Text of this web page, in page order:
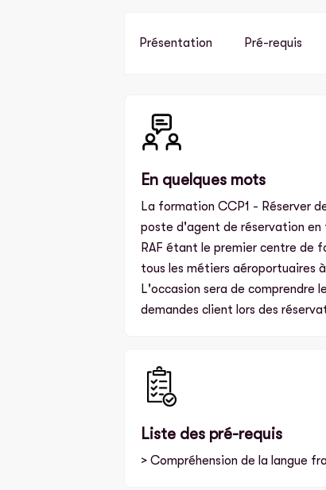
Présentation Pré-requis
En quelques mots
La formation CCP1 - Réserver
poste d'agent de réservation
RAF étant le premier centre de
tous les métiers aéroportuaires
L'occasion sera de comprendre
demandes client lors des
Liste des pré-requis
> Compréhension de la langue